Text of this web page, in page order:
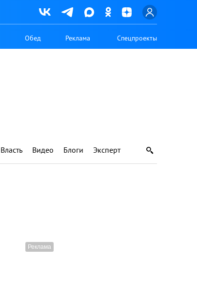
Обед Реклама Спецпроекты
Власть Видео Блоги Эксперт